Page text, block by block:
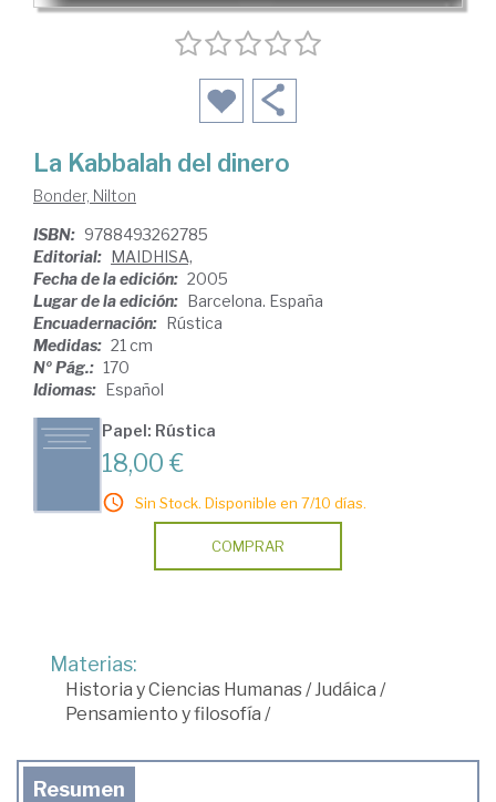
La Kabbalah del dinero
Bonder, Nilton
ISBN: 9788493262785
Editorial: MAIDHISA,
Fecha de la edición: 2005
Lugar de la edición: Barcelona. España
Encuadernación: Rústica
Medidas: 21 cm
Nº Pág.: 170
Idiomas: Español
Papel: Rústica
18,00 €
Sin Stock. Disponible en 7/10 días.
COMPRAR
Materias:
Historia y Ciencias Humanas/Judáica /
Pensamiento y filosofía /
Resumen